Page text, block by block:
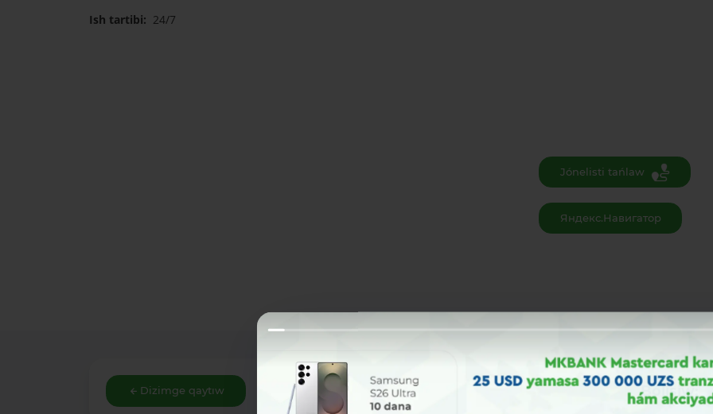
Ish tartibi: 24/7
Jónelisti tańlaw
Яндекс.Навигатор
Dizimge qaytıw Bólisiw: